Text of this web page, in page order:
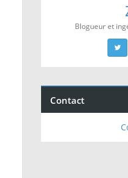
Blogueur et
Contact